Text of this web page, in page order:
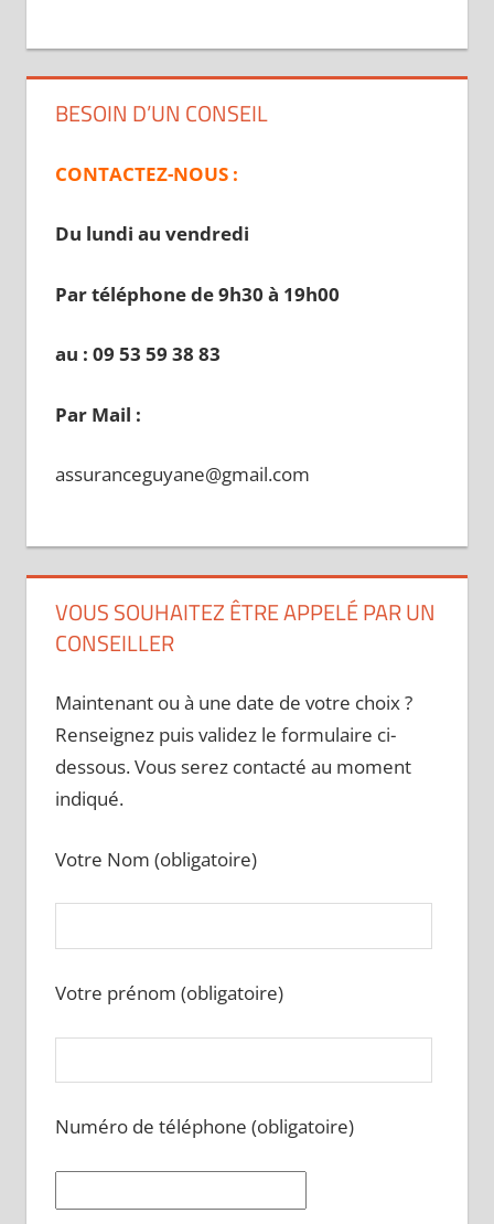
BESOIN D’UN CONSEIL
CONTACTEZ-NOUS :
Du lundi au vendredi
Par téléphone de 9h30 à 19h00
au : 09 53 59 38 83
Par Mail :
assuranceguyane@gmail.com
VOUS SOUHAITEZ ÊTRE APPELÉ PAR UN
CONSEILLER
Maintenant ou à une date de votre choix ?
Renseignez puis validez le formulaire ci-
dessous. Vous serez contacté au moment
indiqué.
Votre Nom (obligatoire)
Votre prénom (obligatoire)
Numéro de téléphone (obligatoire)